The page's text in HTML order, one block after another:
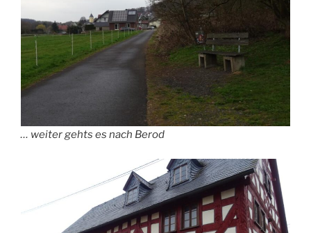
… weiter gehts es nach Berod